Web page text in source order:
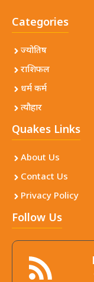
Categories
ज्योतिष
राशिफल
धर्म कर्म
त्यौहार
Quakes Links
About Us
Contact Us
Privacy Policy
Follow Us